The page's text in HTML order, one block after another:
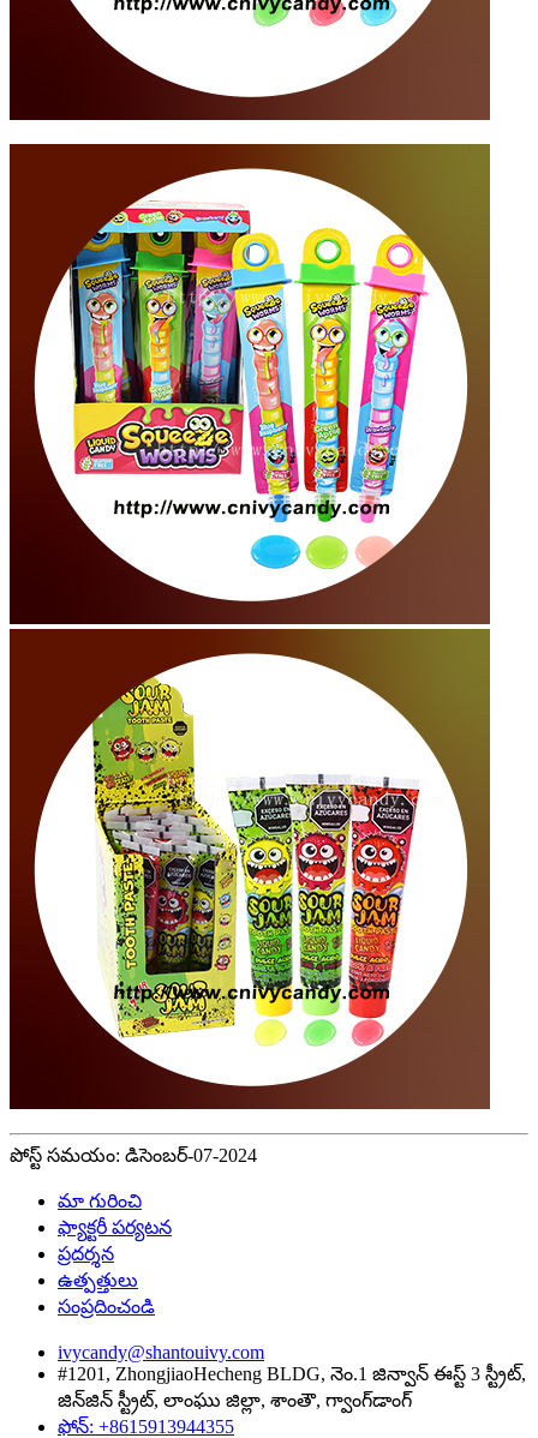
పోస్ట్ సమయం: డిసెంబర్-07-2024
మా గురించి
ఫ్యాక్టరీ పర్యటన
ప్రదర్శన
ఉత్పత్తులు
సంప్రదించండి
ivycandy@shantouivy.com
#1201, ZhongjiaoHecheng BLDG, నెం.1 జిన్వాన్ ఈస్ట్ 3 స్ట్రీట్,
జిన్‌జిన్ స్ట్రీట్, లాంఘు జిల్లా, శాంతౌ, గ్వాంగ్‌డాంగ్
ఫోన్: +8615913944355